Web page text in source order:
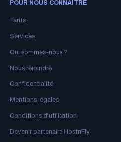
POUR NOUS CONNAÎTRE
Tarifs
Services
Qui sommes-nous ?
Nous rejoindre
Confidentialité
Mentions légales
Conditions d’utilisation
Devenir partenaire HostnFly